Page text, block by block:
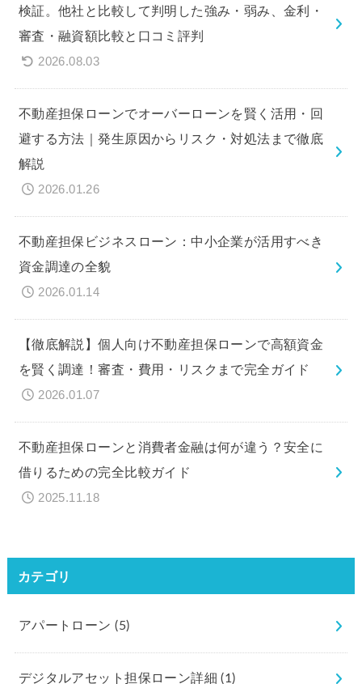
検証。他社と比較して判明した強み・弱み、金利・
審査・融資額比較と口コミ評判
2026.08.03
不動産担保ローンでオーバーローンを賢く活用・回
避する方法｜発生原因からリスク・対処法まで徹底
解説
2026.01.26
不動産担保ビジネスローン：中小企業が活用すべき
資金調達の全貌
2026.01.14
【徹底解説】個人向け不動産担保ローンで高額資金
を賢く調達！審査・費用・リスクまで完全ガイド
2026.01.07
不動産担保ローンと消費者金融は何が違う？安全に
借りるための完全比較ガイド
2025.11.18
カテゴリ
アパートローン(5)
デジタルアセット担保ローン詳細(1)